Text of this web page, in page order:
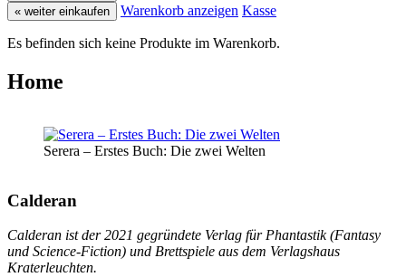
« weiter einkaufen
Warenkorb anzeigen Kasse
Es befinden sich keine Produkte im Warenkorb.
Home
Serera – Erstes Buch: Die zwei Welten
Calderan
Calderan ist der 2021 gegründete Verlag für Phantastik (Fantasy
und Science-Fiction) und Brettspiele aus dem Verlagshaus
Kraterleuchten.